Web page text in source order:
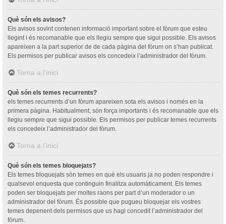
Què són els avisos?
Els avisos sovint contenen informació important sobre el fòrum que esteu
llegint i és recomanable que els llegiu sempre que sigui possible. Els avisos
apareixen a la part superior de de cada pàgina del fòrum on s’han publicat.
Els permisos per publicar avisos els concedeix l’administrador del fòrum.
Torna a l’inici
Què són els temes recurrents?
els temes recurrents d’un fòrum apareixen sota els avisos i només en la
primera pàgina. Habitualment, són força importants i és recomanable que els
llegiu sempre que sigui possible. Els permisos per publicar temes recurrents
els concedeix l’administrador del fòrum.
Torna a l’inici
Què són els temes bloquejats?
Els temes bloquejats són temes en què els usuaris ja no poden respondre i
qualsevol enquesta que continguin finalitza automàticament. Els temes
poden ser bloquejats per moltes raons per part d’un moderador o un
administrador del fòrum. És possible que pugueu bloquejar els vostres
temes depenent dels permisos que us hagi concedit l’administrador del
fòrum.